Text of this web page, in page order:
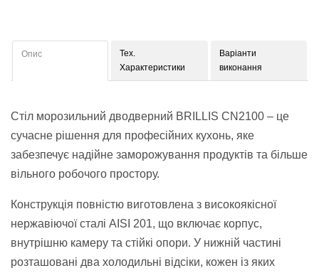
Опис
Тех.
Характеристики
Варіанти
виконання
Стіл морозильний дводверний BRILLIS СN2100 – це
сучасне рішення для професійних кухонь, яке
забезпечує надійне заморожування продуктів та більше
вільного робочого простору.
Конструкція повністю виготовлена з високоякісної
нержавіючої сталі AISI 201, що включає корпус,
внутрішню камеру та стійкі опори. У нижній частині
розташовані два холодильні відсіки, кожен із яких